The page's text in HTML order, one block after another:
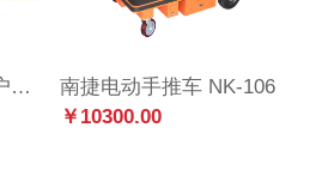
骆驼CAMELCROWN 户外露营野餐车营地车便携折叠推车郊游购物拖车摆摊手拉车 3036，米白/驼色（带刹车-160L）
南捷电动手推车 NK-106
￥10300.00